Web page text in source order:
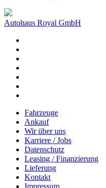
Autohaus Royal GmbH
Fahrzeuge
Ankauf
Wir über uns
Karriere / Jobs
Datenschutz
Leasing / Finanzierung
Lieferung
Kontakt
Impressum